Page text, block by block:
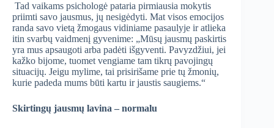
Tad vaikams psichologė pataria pirmiausia mokytis
priimti savo jausmus, jų nesigėdyti. Mat visos emocijos
randa savo vietą žmogaus vidiniame pasaulyje ir atlieka
itin svarbų vaidmenį gyvenime: „Mūsų jausmų paskirtis
yra mus apsaugoti arba padėti išgyventi. Pavyzdžiui, jei
kažko bijome, tuomet vengiame tam tikrų pavojingų
situacijų. Jeigu mylime, tai prisirišame prie tų žmonių,
kurie padeda mums būti kartu ir jaustis saugiems.“
Skirtingų jausmų lavina – normalu